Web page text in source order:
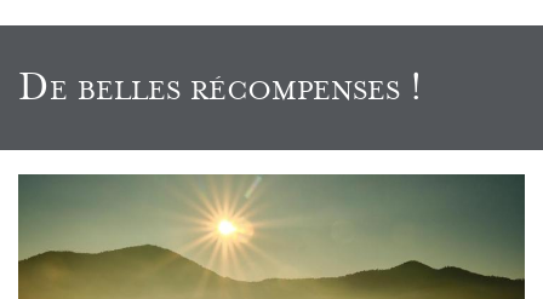
De belles récompenses !